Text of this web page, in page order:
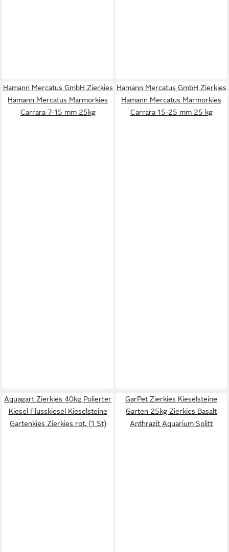
Hamann Mercatus GmbH Zierkies
Hamann Mercatus Marmorkies
Carrara 7-15 mm 25kg
Hamann Mercatus GmbH Zierkies
Hamann Mercatus Marmorkies
Carrara 15-25 mm 25 kg
Aquagart Zierkies 40kg Polierter
Kiesel Flusskiesel Kieselsteine
Gartenkies Zierkies rot, (1 St)
GarPet Zierkies Kieselsteine
Garten 25kg Zierkies Basalt
Anthrazit Aquarium Splitt